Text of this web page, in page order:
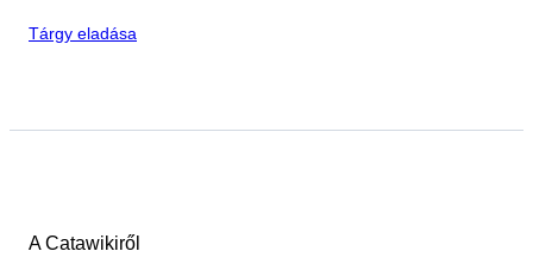
Tárgy eladása
A Catawikiről